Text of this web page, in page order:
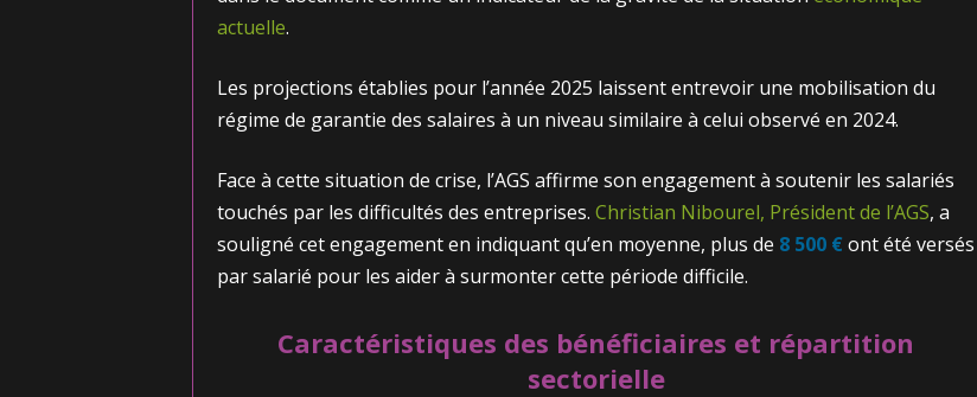
actuelle.
Les projections établies pour l’année 2025 laissent entrevoir une mobilisation du
régime de garantie des salaires à un niveau similaire à celui observé en 2024.
Face à cette situation de crise, l’AGS affirme son engagement à soutenir les salariés
touchés par les difficultés des entreprises. Christian Nibourel, Président de l’AGS, a
souligné cet engagement en indiquant qu’en moyenne, plus de 8 500 € ont été versés
par salarié pour les aider à surmonter cette période difficile.
Caractéristiques des bénéficiaires et répartition
sectorielle